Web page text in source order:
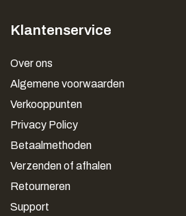
Klantenservice
Over ons
Algemene voorwaarden
Verkooppunten
Privacy Policy
Betaalmethoden
Verzenden of afhalen
Retourneren
Support